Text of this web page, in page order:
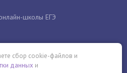
школы ЕГЭ
сбор cookie-файлов и
данных и